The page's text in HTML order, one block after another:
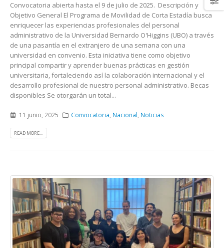
Convocatoria abierta hasta el 9 de julio de 2025. Descripción y
Objetivo General El Programa de Movilidad de Corta Estadía busca
enriquecer las experiencias profesionales del personal
administrativo de la Universidad Bernardo O'Higgins (UBO) a través
de una pasantía en el extranjero de una semana con una
universidad en convenio. Esta iniciativa tiene como objetivo
principal compartir y aprender buenas prácticas en gestión
universitaria, fortaleciendo así la colaboración internacional y el
desarrollo profesional de nuestro personal administrativo. Becas
disponibles Se otorgarán un total...
11 junio, 2025 Convocatoria Nacional Noticias
READ MORE...